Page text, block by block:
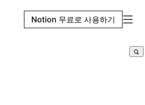
Notion 무료로 사용하기